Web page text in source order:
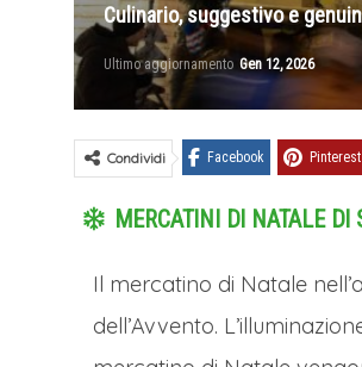
Culinario, suggestivo e
Ultimo aggiornamento Gen 12, 2026
Condividi Facebook Pinterest
MERCATINI DI NATALE
Il mercatino di Natale
dell’Avvento.